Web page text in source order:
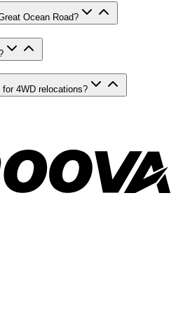
Ocean Road?
4WD relocations?